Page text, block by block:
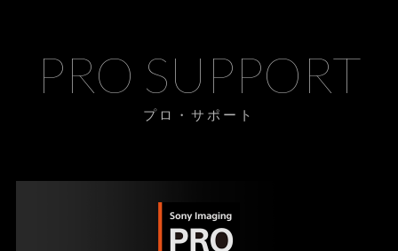
PRO SUPPORT
プロ・サポート